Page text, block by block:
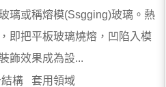
璃或稱熔模(Ssgging)玻璃。熱
即把平板玻璃燒熔，凹陷入模
飾效果成為設...
構 套用領域